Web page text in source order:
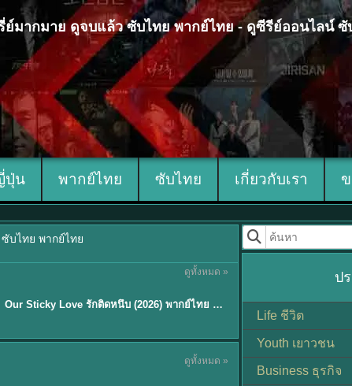
ย์มากมาย ดูจบแล้ว ซับไทย พากย์ไทย - ดูซีรีย์ออนไลน์
ปุ่น พากย์ไทย ซับไทย เกี่ยวกับเรา
บไทย พากย์ไทย
ดูทั้งหมด »
★6 Our Sticky Love รักติดหนึบ (2026) พากย์ไทย ซับไทย EP.1-12
ดูทั้งหมด »
ป
Life ชีวิต
Youth เยาวชน
Business ธุรกิจ